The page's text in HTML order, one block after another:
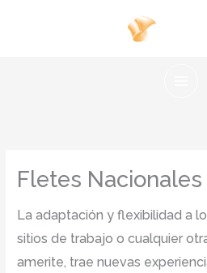
Fletes Nacionales
La adaptación y flexibilidad a
sitios de trabajo o cualquier
amerite, trae nuevas